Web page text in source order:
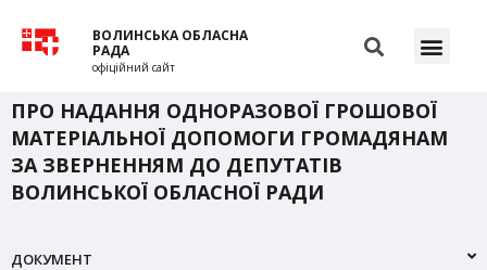
ВОЛИНСЬКА ОБЛАСНА
РАДА
офіційний сайт
ПРО НАДАННЯ ОДНОРАЗОВОЇ ГРОШОВОЇ
МАТЕРІАЛЬНОЇ ДОПОМОГИ ГРОМАДЯНАМ
ЗА ЗВЕРНЕННЯМ ДО ДЕПУТАТІВ
ВОЛИНСЬКОЇ ОБЛАСНОЇ РАДИ
ДОКУМЕНТ